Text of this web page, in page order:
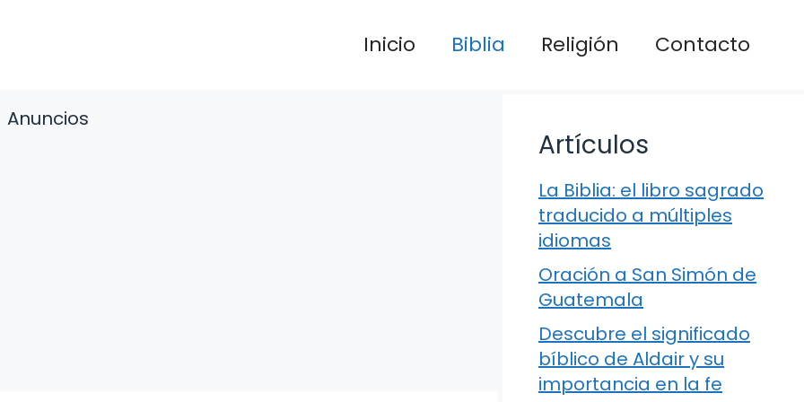
Inicio Biblia Religión Contacto
Anuncios
Artículos
La Biblia: el libro sagrado
traducido a múltiples
idiomas
Oración a San Simón de
Guatemala
Descubre el significado
bíblico de Aldair y su
importancia en la fe